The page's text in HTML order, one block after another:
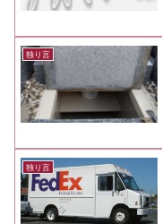
独り言
独り言